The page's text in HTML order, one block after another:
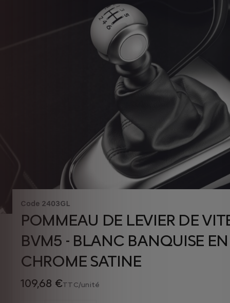
Code 2403GL
POMMEAU DE LEVIER DE
BVM5 - BLANC BANQUISE
CHROME SATINE
109,68 €TTC/unité